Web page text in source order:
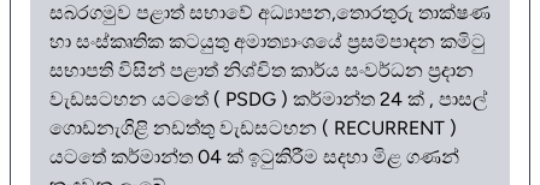
සබරගමුව පළාත් සභාවේ අධ්‍යාපන,තොරතුරු තාක්ෂණ
හා සංස්කෘතික කටයුතු අමාත්‍යාංශයේ ප්‍රසම්පාදන කමිටු
සභාපති විසින් පළාත් නිශ්චිත කාර්ය සංවර්ධන ප්‍රදාන
වැඩසටහන යටතේ ( PSDG ) කර්මාන්ත 24 ක් , පාසල්
ගොඩනැගිළි නඩත්තු වැඩසටහන ( RECURRENT )
යටතේ කර්මාන්ත 04 ක් ඉටුකිරීම සදහා මිළ ගණන්